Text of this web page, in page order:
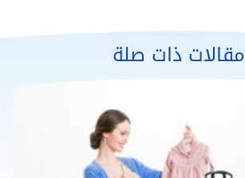
مقالات ذات صلة